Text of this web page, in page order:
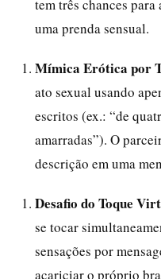
tem três chances
uma prenda sensual.
Mímica Erótica por
ato sexual usando
escritos (ex.: “de
amarradas”). O
descrição em uma
Desafio do Toque
se tocar
sensações por
acariciar o próprio